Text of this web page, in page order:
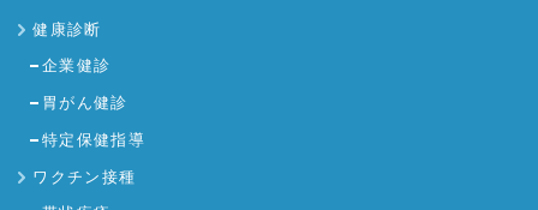
健康診断
企業健診
胃がん健診
特定保健指導
ワクチン接種